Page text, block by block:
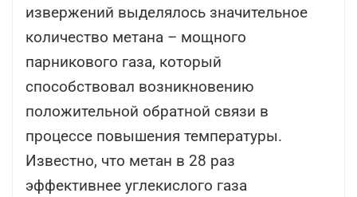
извержений выделялось значительное
количество метана – мощного
парникового газа, который
способствовал возникновению
положительной обратной связи в
процессе повышения температуры.
Известно, что метан в 28 раз
эффективнее углекислого газа